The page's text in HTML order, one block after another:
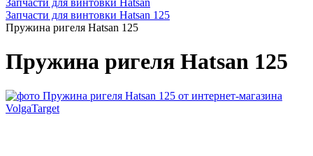
Запчасти для винтовки Hatsan
Запчасти для винтовки Hatsan 125
Пружина ригеля Hatsan 125
Пружина ригеля Hatsan 125